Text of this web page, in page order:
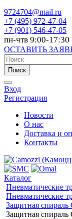
9724704@mail.ru
+7 (495) 972-47-04
+7 (901) 546-47-05
пн-чтв 9:00-
ОСТАВИТЬ
Поиск
Вход
Регистрация
Новости
О нас
Доставка и
Контакты
Каталог
Пневматические
Пневматические
Защитная спираль
Защитная спираль